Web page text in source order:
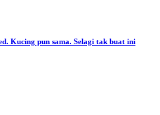
Kucing pun sama. Selagi tak buat ini